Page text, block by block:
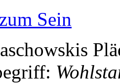
Sein